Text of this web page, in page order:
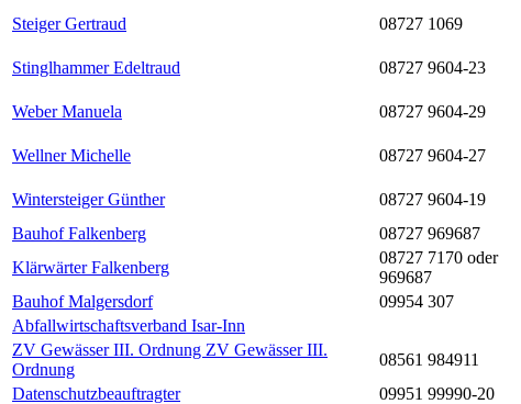
Steiger Gertraud
08727 1069
Stinglhammer Edeltraud 08727 9604-23
Weber Manuela
08727 9604-29
Wellner Michelle 08727 9604-27
Wintersteiger Günther 08727 9604-19
Bauhof Falkenberg
08727 969687
Klärwärter Falkenberg
08727 7170 oder
969687
Bauhof Malgersdorf
09954 307
Abfallwirtschaftsverband Isar-Inn
ZV Gewässer III. Ordnung ZV Gewässer III.
Ordnung
08561 984911
Datenschutzbeauftragter
09951 99990-20